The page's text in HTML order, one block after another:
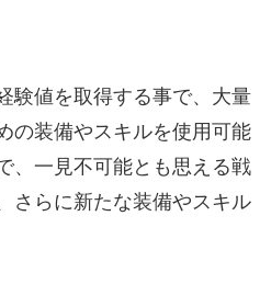
験値を取得する事で、大量
の装備やスキルを使用可能
、一見不可能とも思える戦
さらに新たな装備やスキル